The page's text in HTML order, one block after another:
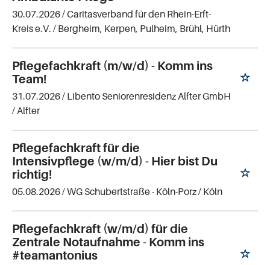
30.07.2026 /Caritasverband für den Rhein-Erft-
Kreis e.V. / Bergheim, Kerpen, Pulheim, Brühl, Hürth
Pflegefachkraft (m/w/d) - Komm ins
Team!
31.07.2026 / Libento Seniorenresidenz Alfter GmbH
/ Alfter
Pflegefachkraft für die
Intensivpflege (w/m/d) - Hier bist Du
richtig!
05.08.2026 /WG Schubertstraße - Köln-Porz/ Köln
Pflegefachkraft (w/m/d) für die
Zentrale Notaufnahme - Komm ins
#teamantonius